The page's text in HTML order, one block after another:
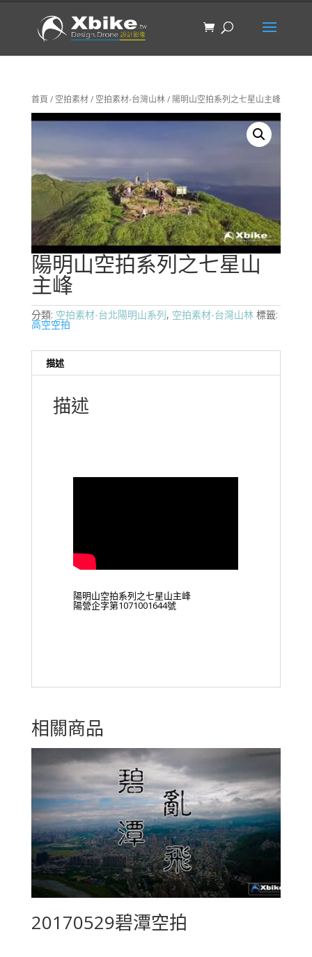
首頁 / 空拍素材/ 空拍素材-台灣山林/ 陽明山空拍系列之七星山主峰
陽明山空拍系列之七星山
主峰
分類: 空拍素材-台北陽明山系列, 空拍素材-台灣山林 標籤:
高空空拍
描述
描述
陽明山空拍系列之七星山主峰
陽營企字第1071001644號
相關商品
20170529碧潭空拍